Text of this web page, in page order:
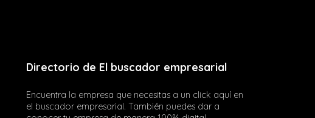
Directorio de El buscador empresarial
Encuentra la empresa que necesitas a un click aquí en
el buscador empresarial. También puedes dar a